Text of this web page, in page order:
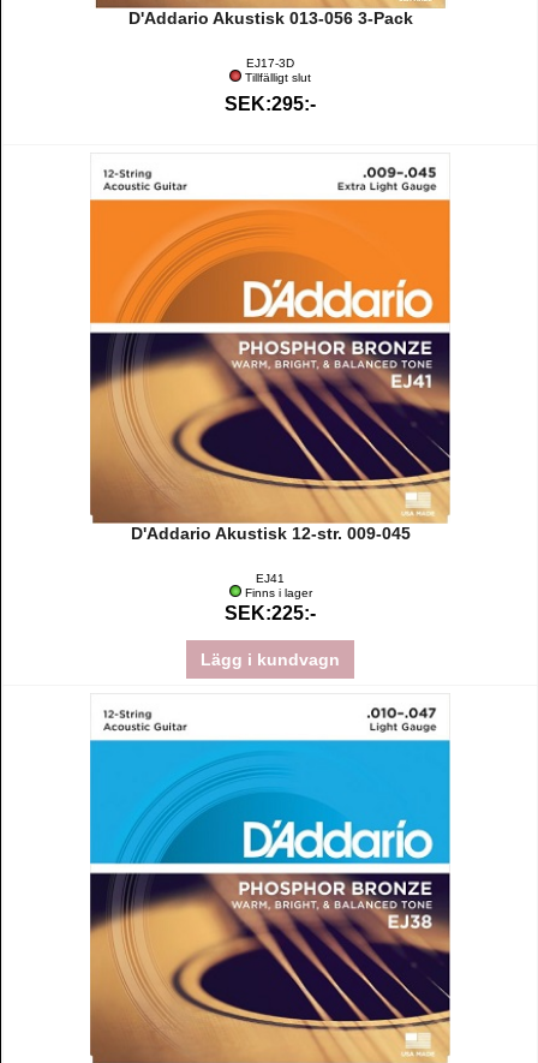
D'Addario Akustisk 013-056 3-Pack
EJ17-3D
Tillfälligt slut
SEK:295:-
D'Addario Akustisk 12-str. 009-045
EJ41
Finns i lager
SEK:225:-
Lägg i kundvagn